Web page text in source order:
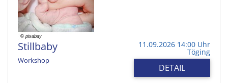
Stillbaby
Workshop
11.09.2026 14:00 Uhr
Töging
DETAIL